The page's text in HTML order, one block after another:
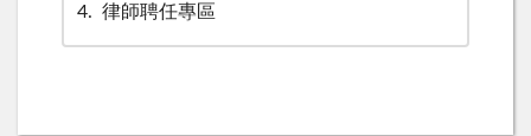
4 律師聘任專區